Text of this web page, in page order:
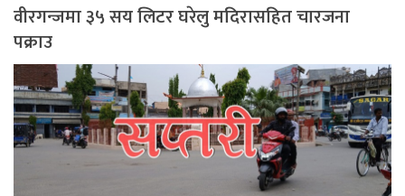
वीरगन्जमा ३५ सय लिटर घरेलु मदिरासहित चारजना
पक्राउ